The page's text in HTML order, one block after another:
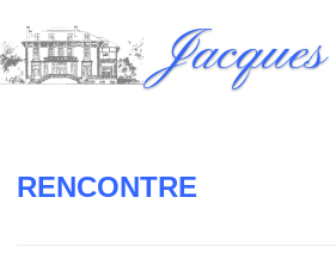
to
content
RENCONTRE